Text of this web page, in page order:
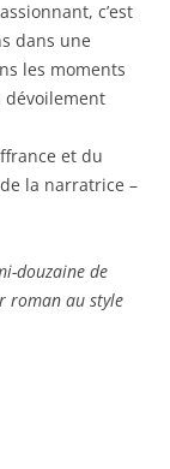
c’est
dans une
les moments
dévoilement
et du
la narratrice –
douzaine de
roman au style